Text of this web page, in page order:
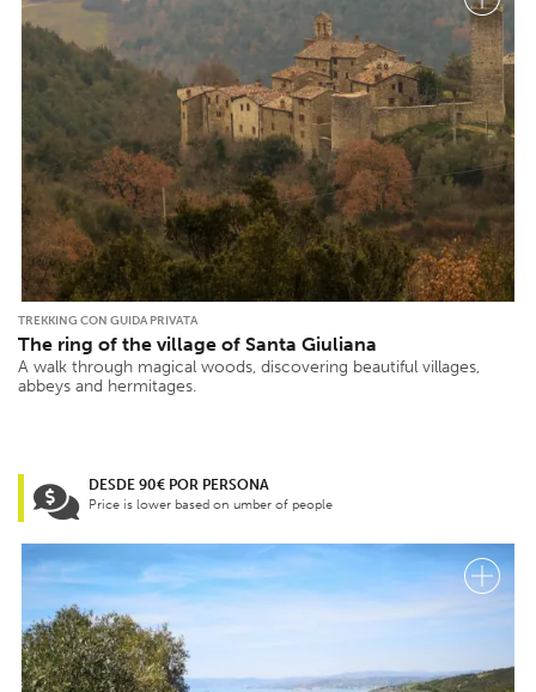
TREKKING CON GUIDA PRIVATA
The ring of the village of Santa Giuliana
A walk through magical woods, discovering beautiful villages,
abbeys and hermitages.
DESDE 90€ POR PERSONA
Price is lower based on umber of people